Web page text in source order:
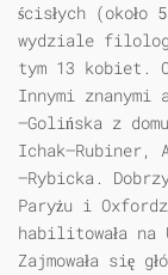
ścisłych (około
wydziale
tym 13 kobiet.
Innymi znanymi
—Golińska z
Ichak—Rubiner,
—Rybicka.
Paryżu i
habilitowała na
Zajmowała się